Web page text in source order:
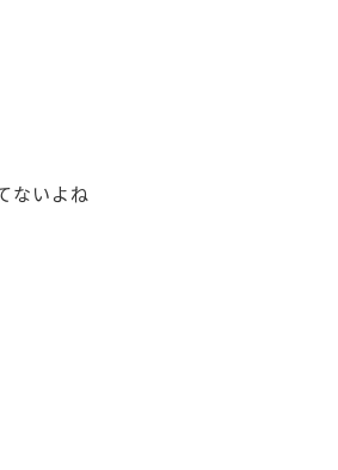
ないよね